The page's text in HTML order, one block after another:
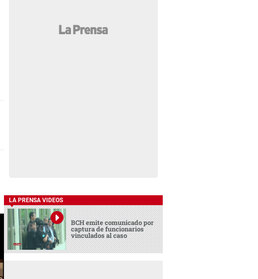
LA PRENSA VIDEOS
BCH emite comunicado por
captura de funcionarios
vinculados al caso